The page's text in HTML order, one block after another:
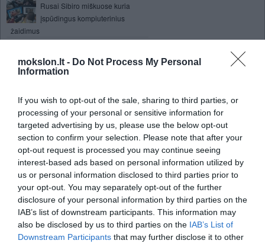
mokslon.lt - Do Not Process My Personal
Information
If you wish to opt-out of the sale, sharing to third parties, or
processing of your personal or sensitive information for
targeted advertising by us, please use the below opt-out
section to confirm your selection. Please note that after your
opt-out request is processed you may continue seeing
interest-based ads based on personal information utilized by
us or personal information disclosed to third parties prior to
your opt-out. You may separately opt-out of the further
disclosure of your personal information by third parties on the
IAB’s list of downstream participants. This information may
also be disclosed by us to third parties on the IAB’s List of
Downstream Participants that may further disclose it to other
Rusai Sibiro miškuose kuria
įspūdingus kompiuterinius
žaidimus
prietaisų sukūrimo
Ekstremalioje aplinkoje aptikti
unikalūs mikrobai
Ličio paslaptys
Tamsiosios medžiagos paieškų pabaiga
Tyrimas rodo: Nevisos
kamieninės ląstelės vienodos
Astronomus glumina spartus
Veneros lėtėjimas
Saturno palydovas stebinančiai